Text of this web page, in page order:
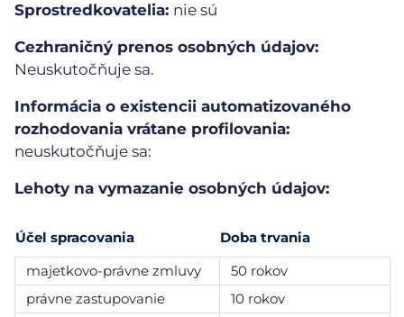
Sprostredkovatelia: nie sú
Cezhraničný prenos osobných údajov:
Neuskutočňuje sa.
Informácia o existencii automatizovaného
rozhodovania vrátane profilovania:
neuskutočňuje sa:
Lehoty na vymazanie osobných údajov:
Účel spracovania
Doba trvania
majetkovo-právne zmluvy
50 rokov
právne zastupovanie
10 rokov